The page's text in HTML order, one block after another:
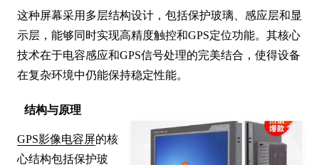
这种屏幕采用多层结构设计，包括保护玻璃、感应层和显
示层，能够同时实现高精度触控和GPS定位功能。其核心
技术在于电容感应和GPS信号处理的完美结合，使得设备
在复杂环境中仍能保持稳定性能。
结构与原理
GPS影像电容屏的核
心结构包括保护玻